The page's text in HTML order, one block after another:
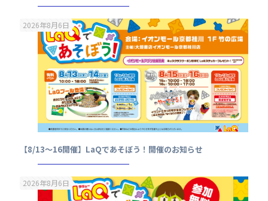
2026年8月6日
【8/13～16開催】LaQであそぼう！開催のお知らせ
2026年8月6日